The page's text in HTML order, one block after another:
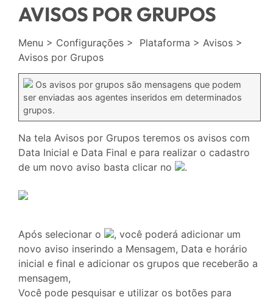
AVISOS POR GRUPOS
Menu > Configurações > Plataforma > Avisos >
Avisos por Grupos
Os avisos por grupos são mensagens que podem
ser enviadas aos agentes inseridos em determinados
grupos.
Na tela Avisos por Grupos teremos os avisos com
Data Inicial e Data Final e para realizar o cadastro
de um novo aviso basta clicar no
.
Após selecionar o
, você poderá adicionar um
novo aviso inserindo a Mensagem, Data e horário
inicial e final e adicionar os grupos que receberão a
mensagem,
Você pode pesquisar e utilizar os botões para